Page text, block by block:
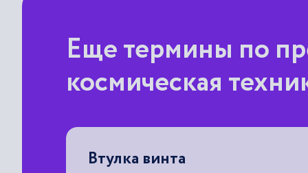
Еще термины по
космическая
Втулка винта